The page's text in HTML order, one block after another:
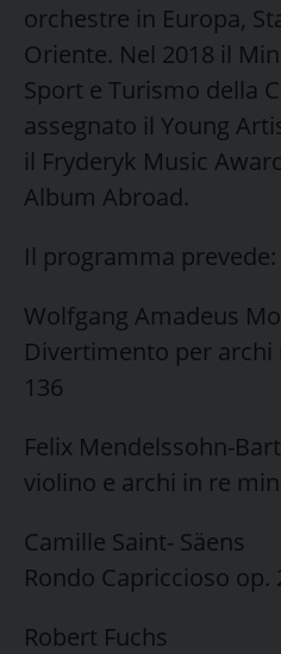
orchestre in Europa,
Oriente. Nel 2018 il
Sport e Turismo della
assegnato il Young
il Fryderyk Music
Album Abroad.
Il programma prevede:
Wolfgang
Divertimento per archi
136
Felix Mendelssohn-
violino e archi in re
Camille Saint-
Rondo Capriccioso op.
Robert Fuchs